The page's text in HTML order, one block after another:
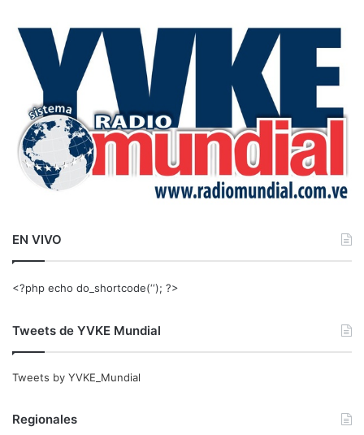
a
EN VIVO
<?php echo do_shortcode(‘‘); ?>
Tweets de YVKE Mundial
Tweets by YVKE_Mundial
Regionales